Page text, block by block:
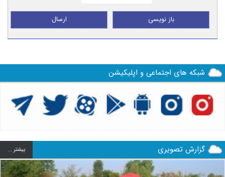
ارسال باز نویسی
شبکه های اجتماعی و اپلیکیشن
گزارش تصویری بيشتر ...